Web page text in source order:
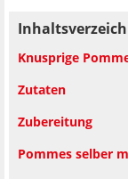
Knusprige
Zutaten
Zubereitung
Pommes selber